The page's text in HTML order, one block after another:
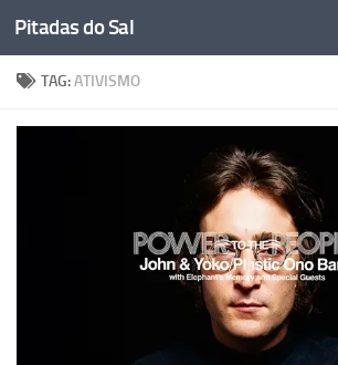
Skip to content
Pitadas do Sal
TAG:ATIVISMO